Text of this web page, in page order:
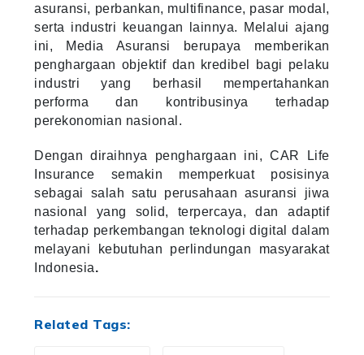
asuransi, perbankan, multifinance, pasar modal,
serta industri keuangan lainnya. Melalui ajang
ini, Media Asuransi berupaya memberikan
penghargaan objektif dan kredibel bagi pelaku
industri yang berhasil mempertahankan
performa dan kontribusinya terhadap
perekonomian nasional.
Dengan diraihnya penghargaan ini, CAR Life
Insurance semakin memperkuat posisinya
sebagai salah satu perusahaan asuransi jiwa
nasional yang solid, terpercaya, dan adaptif
terhadap perkembangan teknologi digital dalam
melayani kebutuhan perlindungan masyarakat
Indonesia.
Related Tags: